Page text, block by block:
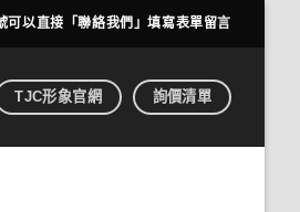
以直接「聯絡我們」填寫表單留言
TJC形象官網 詢價清單